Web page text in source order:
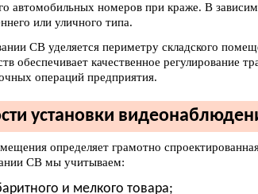
автомобильных номеров при краже. В
или уличного типа.
СВ уделяется периметру складского
обеспечивает качественное регулирование
операций предприятия.
установки
определяет грамотно
СВ мы учитываем:
и мелкого товара;